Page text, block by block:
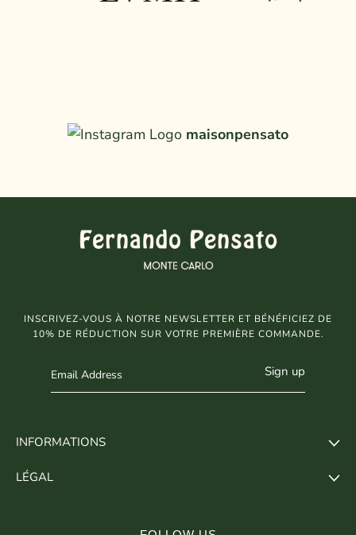
maisonpensato
INFORMATIONS
LÉGAL
INSCRIVEZ-VOUS À NOTRE NEWSLETTER ET BÉNÉFICIEZ DE
10% DE RÉDUCTION SUR VOTRE PREMIÈRE COMMANDE.
Sign up